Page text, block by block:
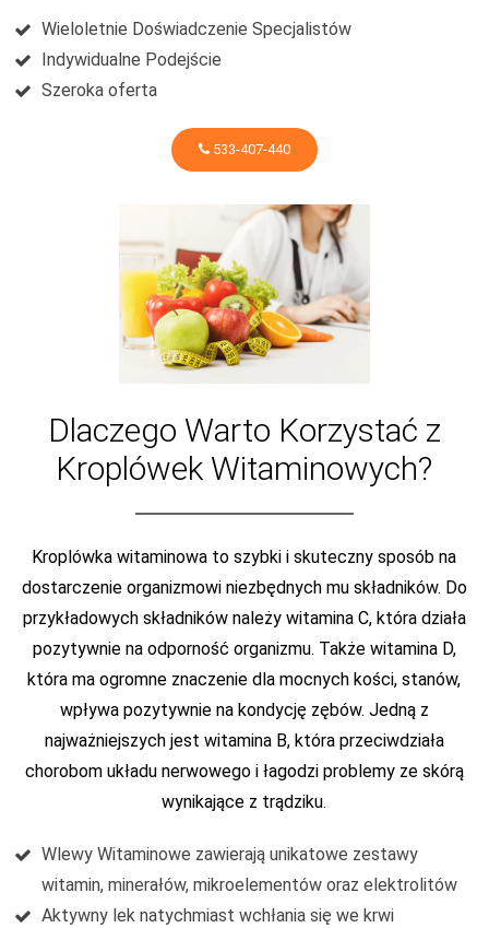
Wieloletnie Doświadczenie Specjalistów
Indywidualne Podejście
Szeroka oferta
533-407-440
Dlaczego Warto Korzystać z
Kroplówek Witaminowych?
Kroplówka witaminowa to szybki i skuteczny sposób na
dostarczenie organizmowi niezbędnych mu składników. Do
przykładowych składników należy witamina C, która działa
pozytywnie na odporność organizmu. Także witamina D,
która ma ogromne znaczenie dla mocnych kości, stanów,
wpływa pozytywnie na kondycję zębów. Jedną z
najważniejszych jest witamina B, która przeciwdziała
chorobom układu nerwowego i łagodzi problemy ze skórą
wynikające z trądziku.
Wlewy Witaminowe zawierają unikatowe zestawy
witamin, minerałów, mikroelementów oraz elektrolitów
Aktywny lek natychmiast wchłania się we krwi